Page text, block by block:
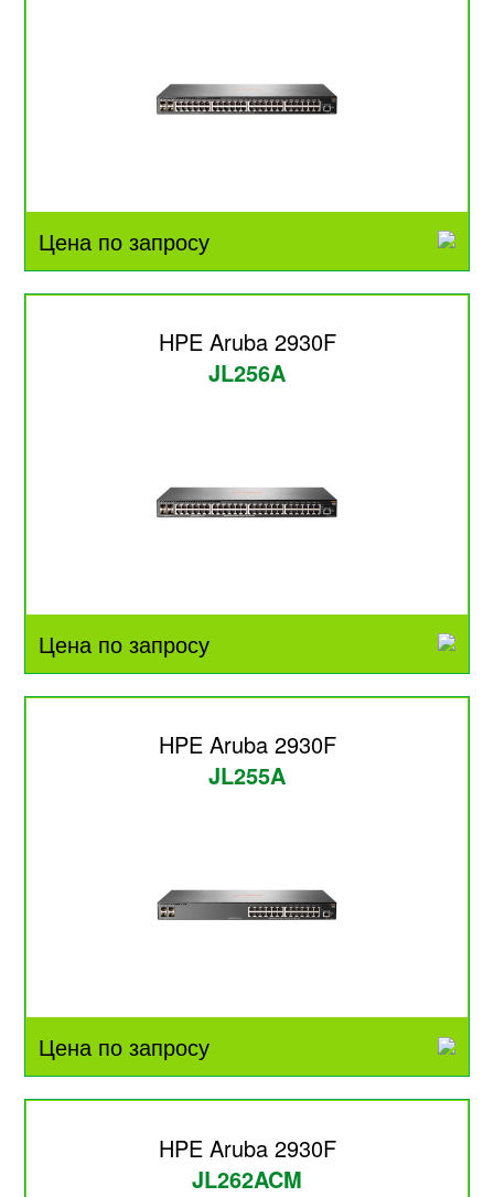
Цена по запросу
HPE Aruba 2930F
JL256A
Цена по запросу
HPE Aruba 2930F
JL255A
Цена по запросу
HPE Aruba 2930F
JL262ACM